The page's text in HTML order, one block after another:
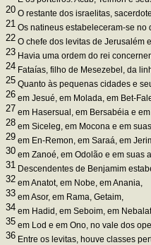
20 O restante dos israelitas,
21 Os natineus estabeleceram-se no
22 O chefe dos levitas de Jerusalém
23 Havia uma ordem do rei
24 Fataías, filho de Mesezebel, da
25 Quanto às pequenas cidades e
26 em Jesué, em Molada, em Bet-
27 em Hasersual, em Bersabéia e
28 em Siceleg, em Mocona e em
29 em En-Remon, em Saraá, em
30 em Zanoé, em Odolão e em suas
31 Descendentes de Benjamim
32 em Anatot, em Nobe, em Anania,
33 em Asor, em Rama, Getaim,
34 em Hadid, em Seboim, em
35 em Lod e em Ono, no vale dos
36 Entre os levitas, houve classes